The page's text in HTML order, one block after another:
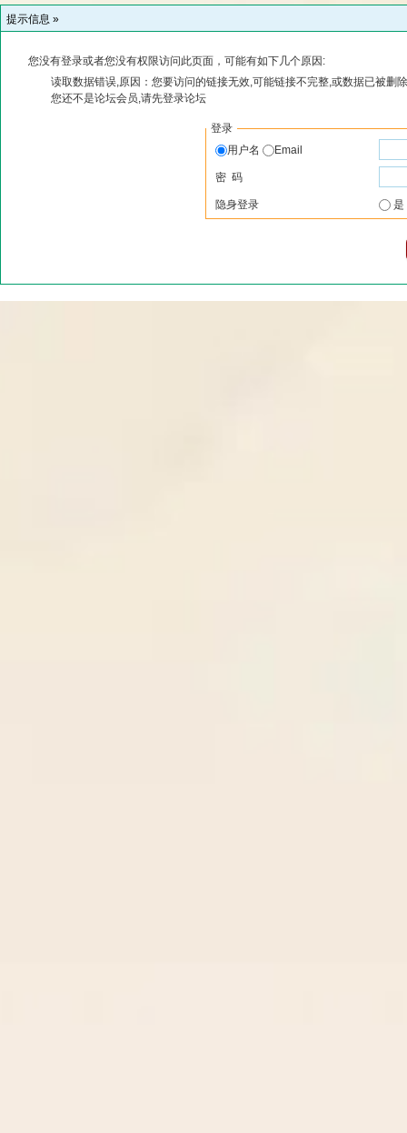
提示信息 »
您没有登录或者您没有权限访问此页面，可能有如下几个原因:
读取数据错误,原因：您要访问的链接无效,可能链接不完整,或数据已被删
您还不是论坛会员,请先登录论坛
登录
用户名
Email
密 码
隐身登录